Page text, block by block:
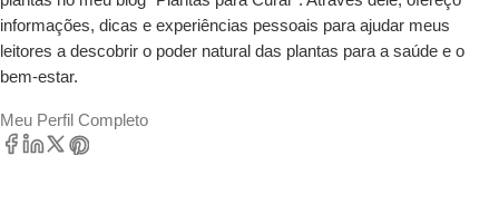
informações, dicas e experiências pessoais para ajudar meus
leitores a descobrir o poder natural das plantas para a saúde e o
bem-estar.
Meu Perfil Completo